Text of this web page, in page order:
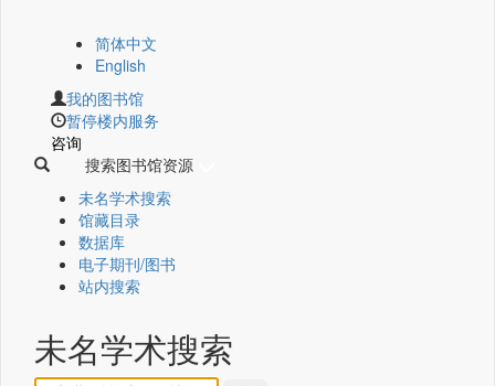
简体中文
English
我的图书馆
暂停楼内服务
咨询
搜索图书馆资源
未名学术搜索
馆藏目录
数据库
电子期刊/图书
站内搜索
未名学术搜索